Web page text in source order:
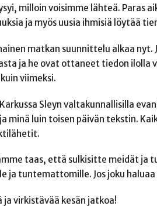
milloin voisimme lähteä. Paras
ja myös uusia ihmisiä löytää
matkan suunnittelu alkaa
ja he ovat ottaneet tiedon ilolla
viimeksi.
Sleyn valtakunnallisilla
minä luin toisen päivän tekstin.
taas, että sulkisitte meidät ja
ja tuntemattomille. Jos joku
ja virkistävää kesän jatkoa!